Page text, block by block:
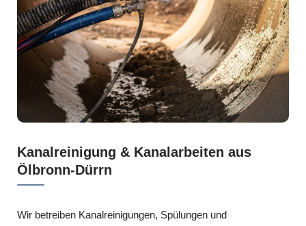
Kanalreinigung & Kanalarbeiten aus
Ölbronn-Dürrn
Wir betreiben Kanalreinigungen, Spülungen und